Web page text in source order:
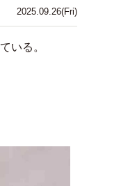
2025.09.26(Fri)
いる。